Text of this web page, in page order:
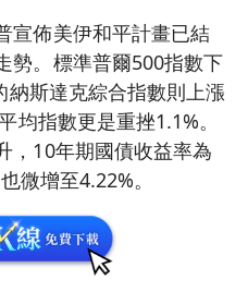
宣佈美伊和平計畫已結
勢。標準普爾500指數下
納斯達克綜合指數則上漲
均指數更是重挫1.1%。
，10年期國債收益率為
微增至4.22%。